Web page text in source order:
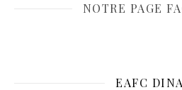
NOTRE PAGE
EAFC